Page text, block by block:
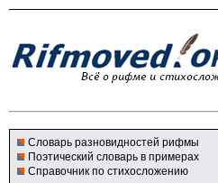
Словарь разновидностей рифмы
Поэтический словарь в примерах
Справочник по стихосложению